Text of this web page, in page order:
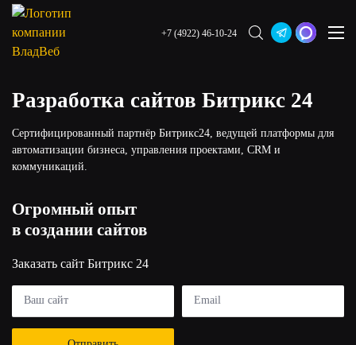
+7 (4922) 46-10-24
Разработка сайтов Битрикс 24
Сертифицированный партнёр Битрикс24, ведущей платформы для
автоматизации бизнеса, управления проектами, CRM и
коммуникаций.
Огромный опыт
в создании сайтов
Заказать сайт Битрикс 24